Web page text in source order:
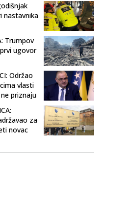
nastavnika
Trumpov
ugovor
Održao
vlasti
priznaju
za
novac